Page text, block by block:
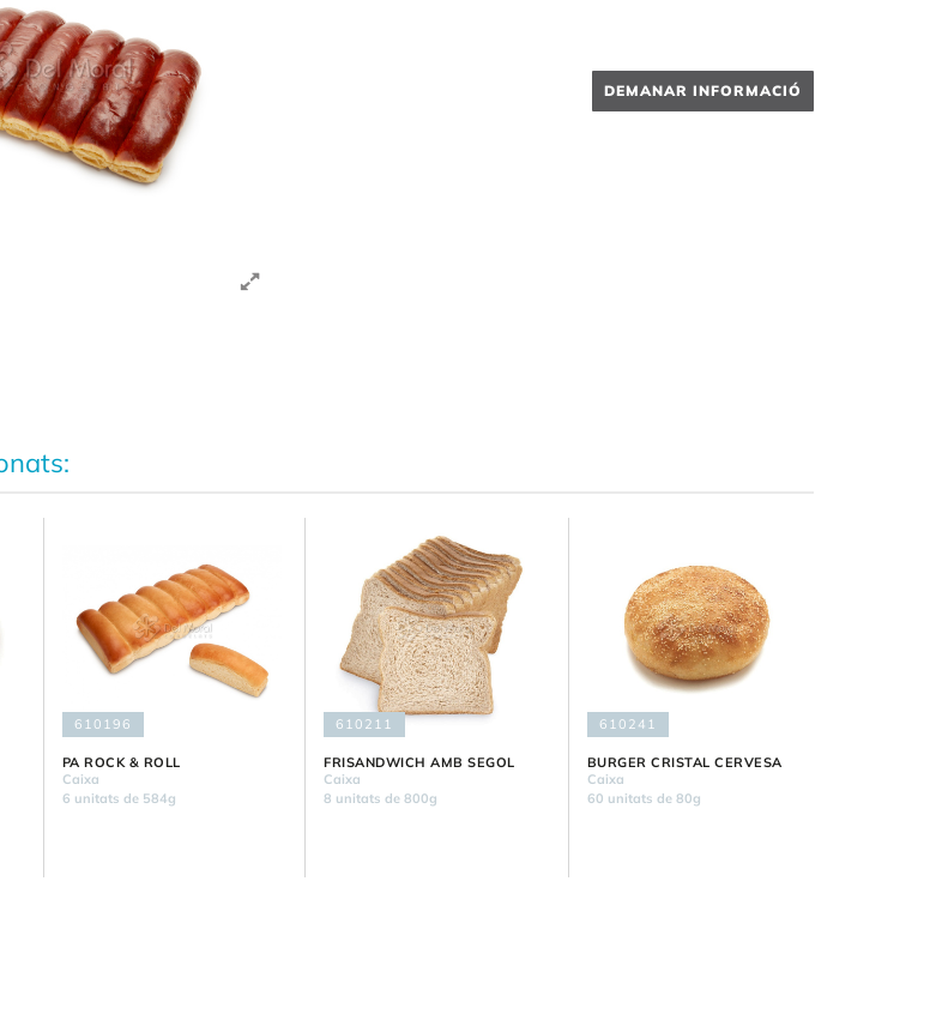
DEMANAR INFORMACIÓ
610196
PA ROCK & ROLL
Caixa
6 unitats de 584g
610211
FRISANDWICH AMB SEGOL
Caixa
8 unitats de 800g
610241
BURGER CRISTAL CERVESA
Caixa
60 unitats de 80g